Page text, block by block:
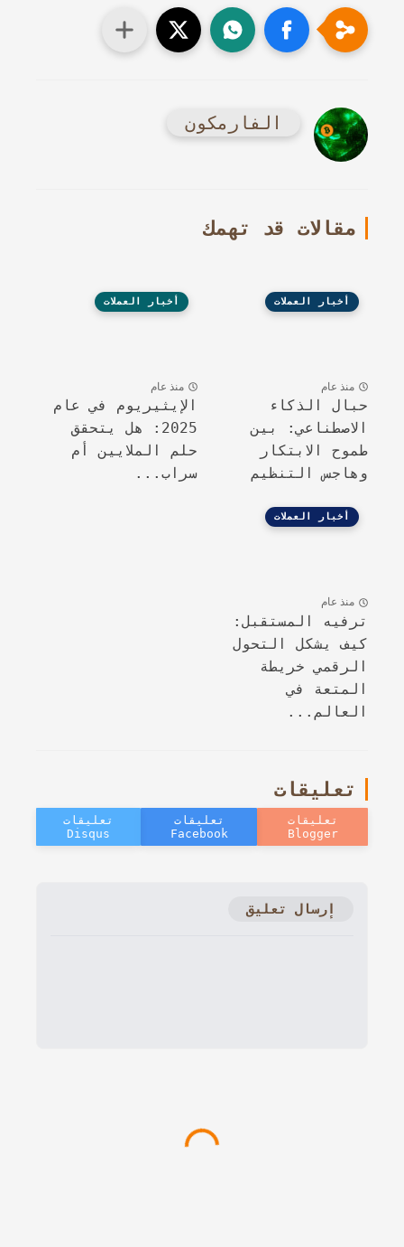
الفارمكون
مقالات قد تهمك
أخبار العملات
منذ عام
حبال الذكاء
الاصطناعي: بين
طموح الابتكار
وهاجس التنظيم
أخبار العملات
منذ عام
الإيثيريوم في عام
2025: هل يتحقق
حلم الملايين أم
سراب...
أخبار العملات
منذ عام
ترفيه المستقبل:
كيف يشكل التحول
الرقمي خريطة
المتعة في
العالم...
تعليقات
إرسال تعليق